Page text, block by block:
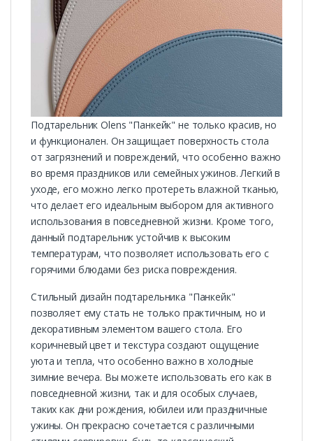
Подтарельник Olens "Панкейк" не только красив, но
и функционален. Он защищает поверхность стола
от загрязнений и повреждений, что особенно важно
во время праздников или семейных ужинов. Легкий в
уходе, его можно легко протереть влажной тканью,
что делает его идеальным выбором для активного
использования в повседневной жизни. Кроме того,
данный подтарельник устойчив к высоким
температурам, что позволяет использовать его с
горячими блюдами без риска повреждения.
Стильный дизайн подтарельника "Панкейк"
позволяет ему стать не только практичным, но и
декоративным элементом вашего стола. Его
коричневый цвет и текстура создают ощущение
уюта и тепла, что особенно важно в холодные
зимние вечера. Вы можете использовать его как в
повседневной жизни, так и для особых случаев,
таких как дни рождения, юбилеи или праздничные
ужины. Он прекрасно сочетается с различными